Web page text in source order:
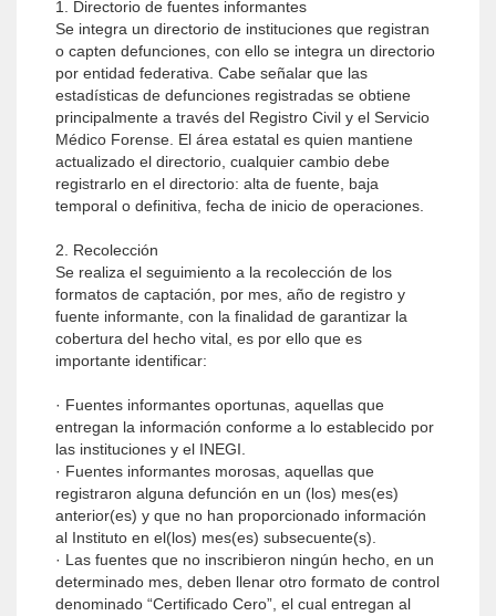
1. Directorio de fuentes informantes
Se integra un directorio de instituciones que registran
o capten defunciones, con ello se integra un directorio
por entidad federativa. Cabe señalar que las
estadísticas de defunciones registradas se obtiene
principalmente a través del Registro Civil y el Servicio
Médico Forense. El área estatal es quien mantiene
actualizado el directorio, cualquier cambio debe
registrarlo en el directorio: alta de fuente, baja
temporal o definitiva, fecha de inicio de operaciones.
2. Recolección
Se realiza el seguimiento a la recolección de los
formatos de captación, por mes, año de registro y
fuente informante, con la finalidad de garantizar la
cobertura del hecho vital, es por ello que es
importante identificar:
· Fuentes informantes oportunas, aquellas que
entregan la información conforme a lo establecido por
las instituciones y el INEGI.
· Fuentes informantes morosas, aquellas que
registraron alguna defunción en un (los) mes(es)
anterior(es) y que no han proporcionado información
al Instituto en el(los) mes(es) subsecuente(s).
· Las fuentes que no inscribieron ningún hecho, en un
determinado mes, deben llenar otro formato de control
denominado “Certificado Cero”, el cual entregan al